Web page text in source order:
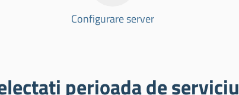
Configurare server
perioada de serviciu